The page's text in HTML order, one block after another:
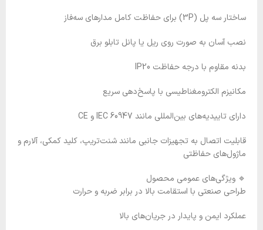
ساختار سه پل (3P) برای حفاظت کامل مدارهای سه‌فاز
نصب آسان به صورت روی ریل یا پانل تابلو برق
بدنه مقاوم با درجه حفاظت IP20
مکانیزم الکترومغناطیسی با پاسخ‌دهی سریع
دارای تاییدیه‌های بین‌المللی مانند IEC 60947 و CE
قابلیت اتصال به تجهیزات جانبی مانند شنت‌تریپ، کلید کمکی، آلارم و
ماژول‌های حفاظتی
🔹 ویژگی‌های عمومی محصول
طراحی صنعتی با استقامت بالا در برابر ضربه و حرارت
عملکرد ایمن و پایدار در جریان‌های بالا